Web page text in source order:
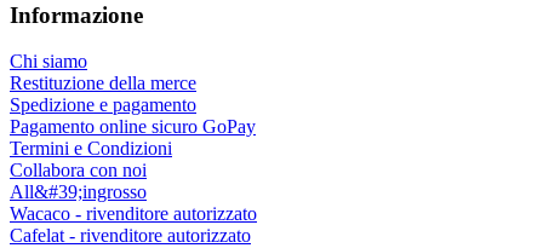
Informazione
Chi siamo
Restituzione della merce
Spedizione e pagamento
Pagamento online sicuro GoPay
Termini e Condizioni
Collabora con noi
All&#39;ingrosso
Wacaco - rivenditore autorizzato
Cafelat - rivenditore autorizzato